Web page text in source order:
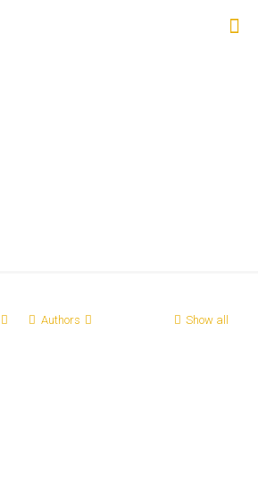
Authors Show all